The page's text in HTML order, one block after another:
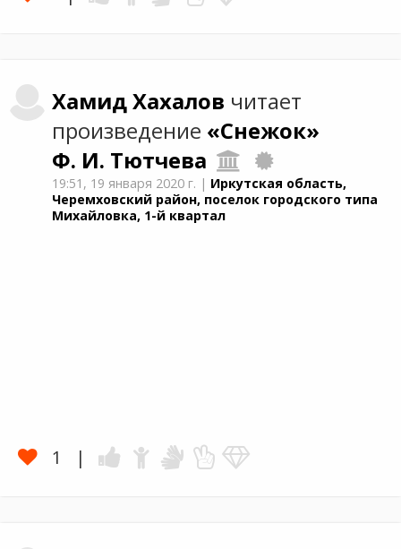
Хамид Хахалов читает
произведение «Снежок»
Ф. И. Тютчева
19:51, 19 января 2020 г. | Иркутская область,
Черемховский район, поселок городского типа
Михайловка, 1-й квартал
1